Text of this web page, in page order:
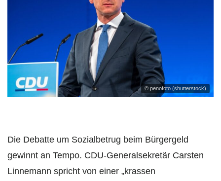
© penofoto (shutterstock)
Die Debatte um Sozialbetrug beim Bürgergeld
gewinnt an Tempo. CDU-Generalsekretär Carsten
Linnemann spricht von einer „krassen